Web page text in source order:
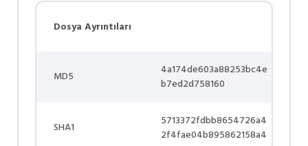
Dosya Ayrıntıları
MD5
4a174de603a88253bc4e
b7ed2d758160
SHA1
5713372fdbb8654726a4
2f4fae04b895862158a4